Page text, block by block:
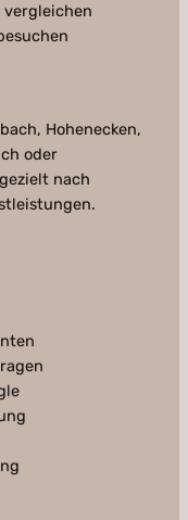
Hohenecken,
oder
nach